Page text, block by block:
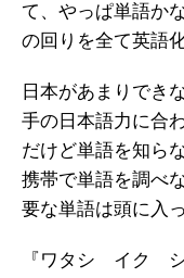
て、やっぱ単語か
の回りを全て英語
日本があまりでき
手の日本語力に合
だけど単語を知ら
携帯で単語を調べ
要な単語は頭に入
『ワタシ イク シ